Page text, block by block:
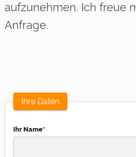
aufzunehmen. Ich freue
Anfrage.
Ihre Daten
Ihr Name*
Newsletter
Tel.: +49 (0) 5206 – 92 04 00
E-mail: info@art-of-nlp.de